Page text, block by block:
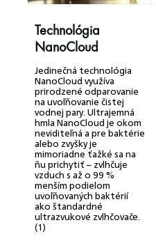
Technológia
NanoCloud
Jedinečná technológia
NanoCloud využíva
prirodzené odparovanie
na uvoľňovanie čistej
vodnej pary. Ultrajemná
hmla NanoCloud je okom
neviditeľná a pre baktérie
alebo zvyšky je
mimoriadne ťažké sa na
ňu prichytiť – zvlhčuje
vzduch s až o 99 %
menším podielom
uvoľňovaných baktérií
ako štandardné
ultrazvukové zvlhčovače.
(1)